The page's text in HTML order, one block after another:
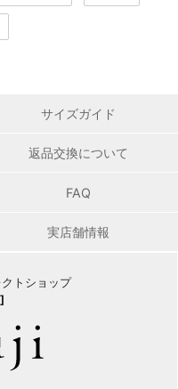
サイズガイド
返品交換について
FAQ
実店舗情報
トショップ